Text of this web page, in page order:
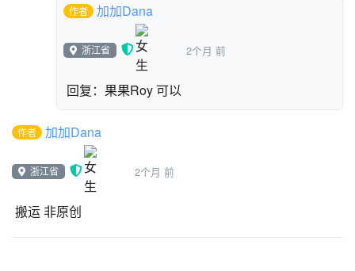
声音
主体
作者 加加Dana
浙江省 2个月 前
回复：果果Roy 可以
作者 加加Dana
浙江省 2个月 前
搬运 非原创